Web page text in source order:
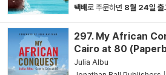
택배로 주문하면 8월 24일 출
297. My African
Cairo at 80
Julia Albu